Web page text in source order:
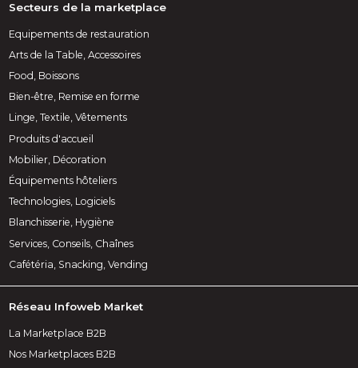
Secteurs de la marketplace
Equipements de restauration
Arts de la Table, Accessoires
Food, Boissons
Bien-être, Remise en forme
Linge, Textile, Vêtements
Produits d'accueil
Mobilier, Décoration
Équipements hôteliers
Technologies, Logiciels
Blanchisserie, Hygiène
Services, Conseils, Chaînes
Cafétéria, Snacking, Vending
Réseau Infoweb Market
La Marketplace B2B
Nos Marketplaces B2B